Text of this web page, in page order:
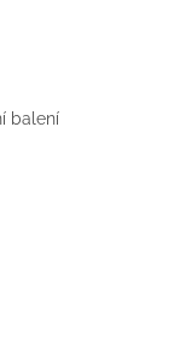
balení